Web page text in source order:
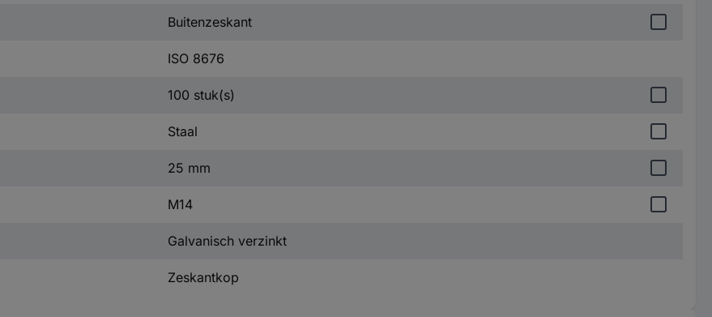
Buitenzeskant
ISO 8676
100 stuk(s)
Staal
25 mm
M14
Galvanisch verzinkt
Zeskantkop